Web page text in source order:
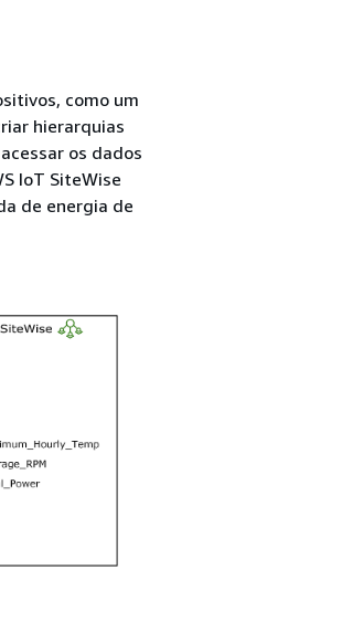
como um
hierarquias
os dados
IoT SiteWise
de energia de